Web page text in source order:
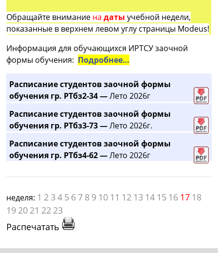
Обращайте внимание на датыучебной недели,
показанные в верхнем левом углу страницы Modeus!
Информация для обучающихся ИРТСУ заочной
формы обучения: Подробнее…
Расписание студентов заочной формы
обучения гр. РТбз2-34 —Лето 2026г
Расписание студентов заочной формы
обучения гр. РТбз3-73 —Лето 2026г.
Расписание студентов заочной формы
обучения гр. РТбз4-62 —Лето 2026г
неделя: 1 2 3 4 5 6 7 8 9 10 11 12 13 14 15 16 17 18
19 20 21 22 23
Распечатать